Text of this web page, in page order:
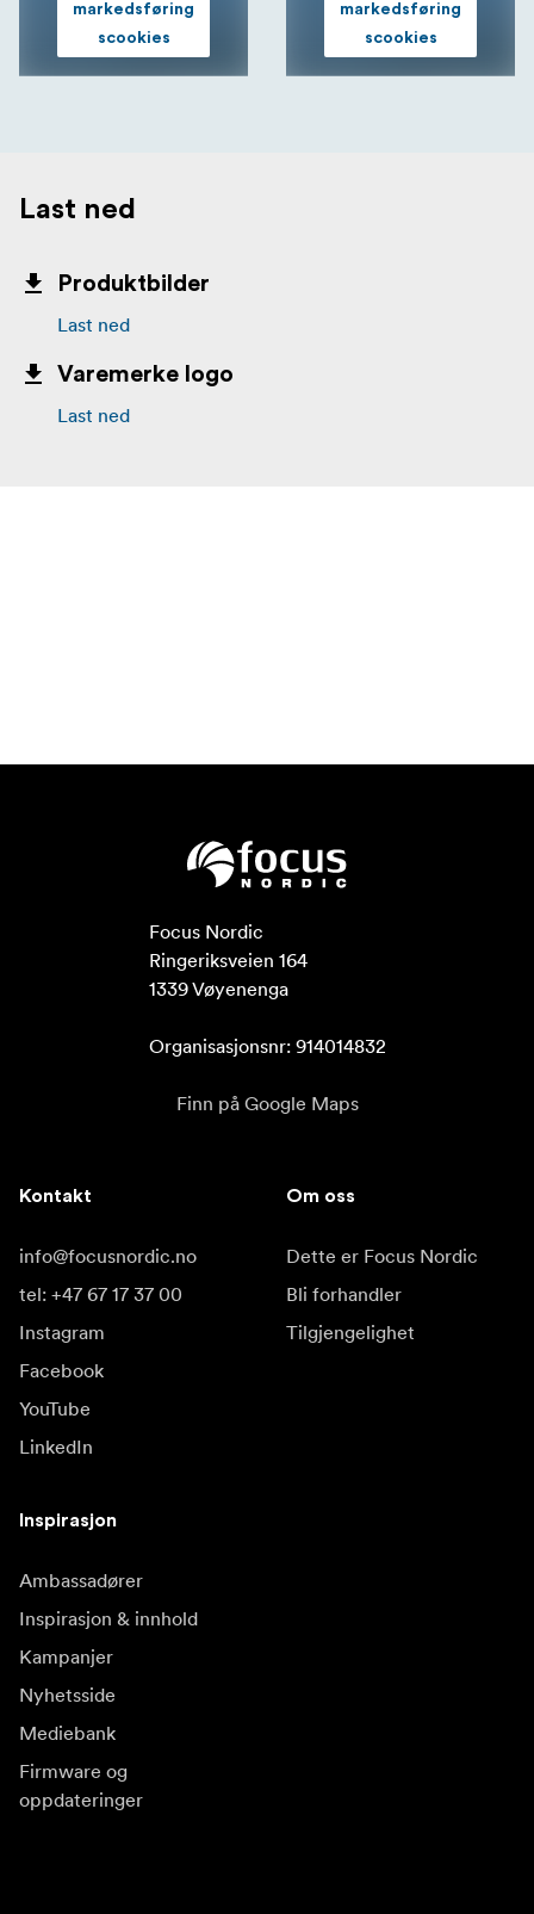
markedsføring
scookies
markedsføring
scookies
Last ned
Produktbilder
Last ned
Varemerke logo
Last ned
Focus Nordic
Ringeriksveien 164
1339 Vøyenenga
Organisasjonsnr: 914014832
Finn på Google Maps
Kontakt
info@focusnordic.no
tel: +47 67 17 37 00
Instagram
Facebook
YouTube
LinkedIn
Om oss
Dette er Focus Nordic
Bli forhandler
Tilgjengelighet
Inspirasjon
Ambassadører
Inspirasjon & innhold
Kampanjer
Nyhetsside
Mediebank
Firmware og
oppdateringer